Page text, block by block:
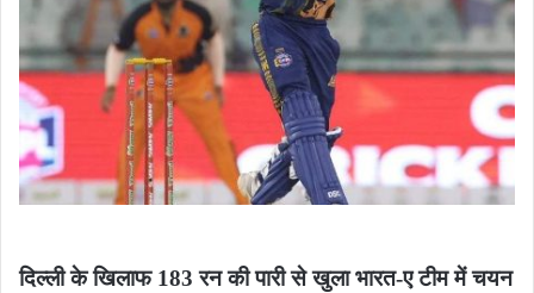
दिल्ली के खिलाफ 183 रन की पारी से खुला भारत-ए टीम में चयन